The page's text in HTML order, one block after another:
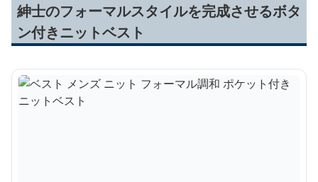
紳士のフォーマルスタイルを完成させるボタ
ン付きニットベスト